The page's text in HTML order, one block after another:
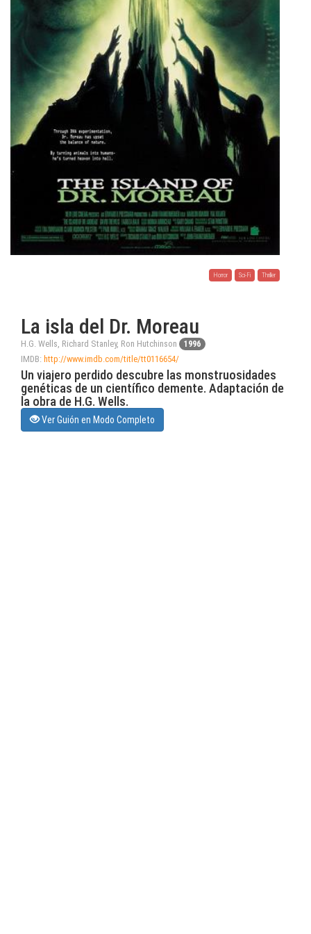
Horror Sci-Fi Thriller
La isla del Dr. Moreau
H.G. Wells, Richard Stanley, Ron Hutchinson 1996
IMDB: http://www.imdb.com/title/tt0116654/
Un viajero perdido descubre las monstruosidades
genéticas de un científico demente. Adaptación de
la obra de H.G. Wells.
Ver Guión en Modo Completo